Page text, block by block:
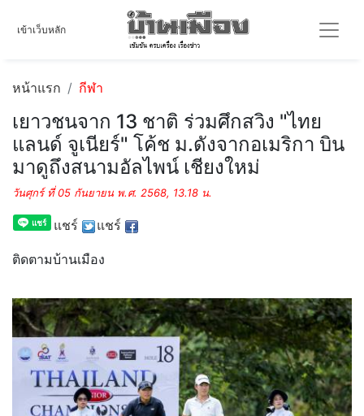
เข้าเว็บหลัก
หน้าแรก กีฬา
เยาวชนจาก 13 ชาติ ร่วมศึกสวิง "ไทย
แลนด์ จูเนียร์" โค้ช ม.ดังจากอเมริกา บิน
มาดูถึงสนามอัลไพน์ เชียงใหม่
วันศุกร์ ที่ 05 กันยายน พ.ศ. 2568, 13.18 น.
แชร์ แชร์
ติดตามบ้านเมือง